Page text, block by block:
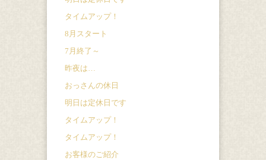
タイムアップ！
8月スタート
7月終了～
昨夜は…
おっさんの休日
明日は定休日です
タイムアップ！
タイムアップ！
お客様のご紹介